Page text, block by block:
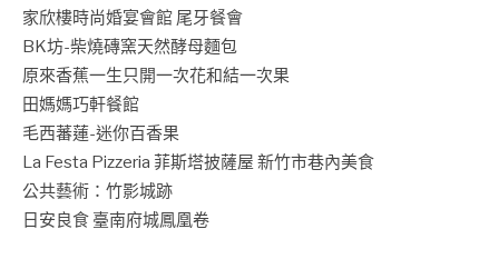
家欣樓時尚婚宴會館 尾牙餐會
BK坊-柴燒磚窯天然酵母麵包
原來香蕉一生只開一次花和結一次果
田媽媽巧軒餐館
毛西蕃蓮-迷你百香果
La Festa Pizzeria 菲斯塔披薩屋 新竹市巷內美食
公共藝術：竹影城跡
日安良食 臺南府城鳳凰卷